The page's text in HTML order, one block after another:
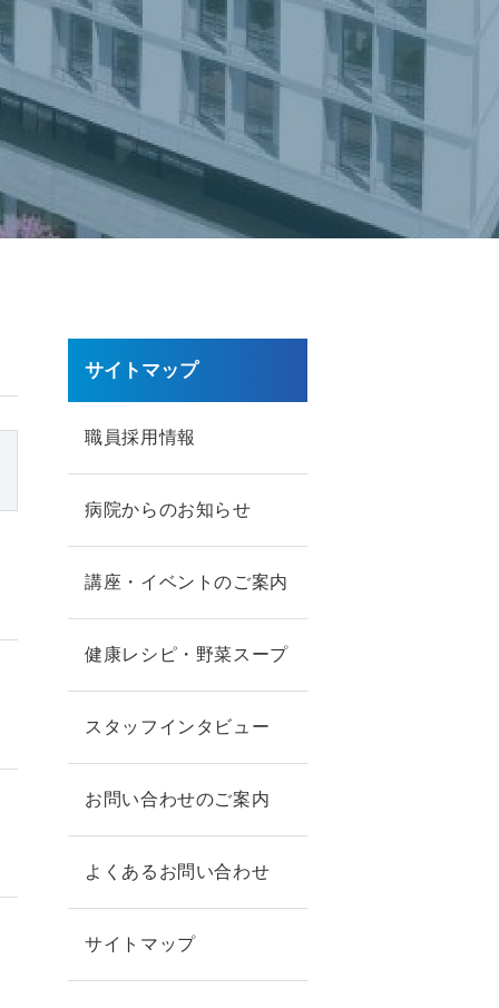
サイトマップ
職員採用情報
病院からのお知らせ
講座・イベントのご案内
健康レシピ・野菜スープ
スタッフインタビュー
お問い合わせのご案内
よくあるお問い合わせ
サイトマップ